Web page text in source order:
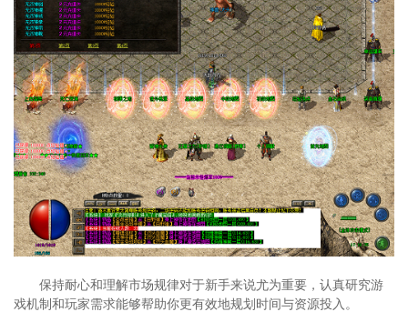
保持耐心和理解市场规律对于新手来说尤为重要，认真研究游
戏机制和玩家需求能够帮助你更有效地规划时间与资源投入。